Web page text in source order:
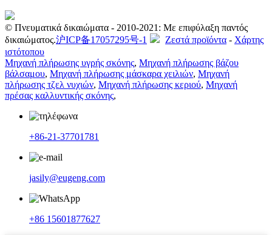
© Πνευματικά δικαιώματα - 2010-2021: Με επιφύλαξη παντός
δικαιώματος.沪ICP备17057295号-1 Ζεστά προϊόντα - Χάρτης
ιστότοπου
Μηχανή πλήρωσης υγρής σκόνης, Μηχανή πλήρωσης βάζου
βάλσαμου, Μηχανή πλήρωσης μάσκαρα χειλιών, Μηχανή
πλήρωσης τζελ νυχιών, Μηχανή πλήρωσης κεριού, Μηχανή
πρέσας καλλυντικής σκόνης,
+86-21-37701781
jasily@eugeng.com
+86 15601877627